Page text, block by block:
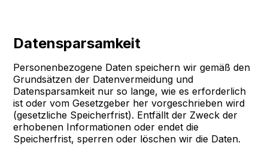
Datensparsamkeit
Personenbezogene Daten speichern wir gemäß den
Grundsätzen der Datenvermeidung und
Datensparsamkeit nur so lange, wie es erforderlich
ist oder vom Gesetzgeber her vorgeschrieben wird
(gesetzliche Speicherfrist). Entfällt der Zweck der
erhobenen Informationen oder endet die
Speicherfrist, sperren oder löschen wir die Daten.